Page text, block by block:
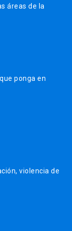
áreas de la
ponga en
violencia de